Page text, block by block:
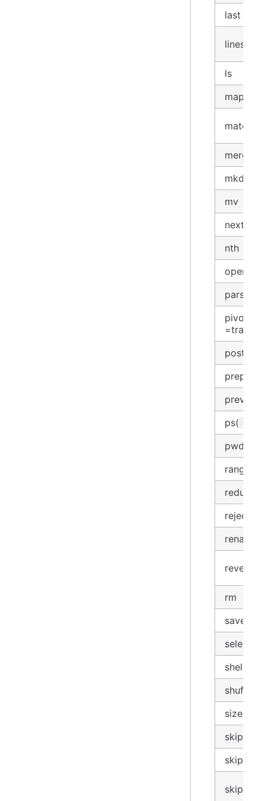
last
lines
ls
match(
merge
mkdir
mv
next
nth
open
parse
pivot,
post(
prepend
prev
ps(
pwd
range
reject
rename
reverse
rm
save
select(
shells
shuffle
size
skip
skip_until